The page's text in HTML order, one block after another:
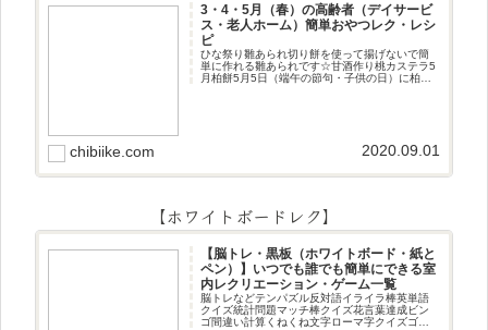
3・4・5月（春）の高齢者（デイサービ
ス・老人ホーム）簡単おやつレク・レシ
ピ
ひな祭り雛あられ切り餅を使って揚げないで簡
単に作れる雛あられです☆甘酒作り桃カステラ5
月柏餅5月5日（端午の節句・子供の日）に柏餅
chibiike.com 2020.09.01
【ホワイトボードレク】
【脳トレ・黒板（ホワイトボード・紙と
ペン）】いつでも誰でも簡単にできる室
内レクリエーション・ゲーム一覧
脳トレなどテンパズル反対語イライラ棒英単語
クイズ統計問題マッチ棒クイズ花言葉達成ビン
ゴ間違い計算くねくね文字ローマ字クイズゴロ